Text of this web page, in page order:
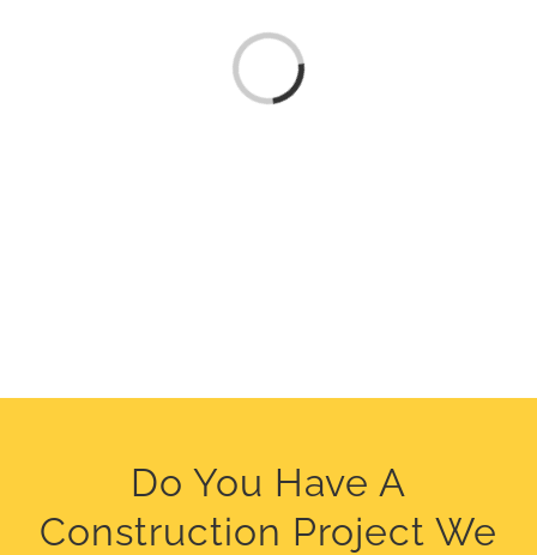
Loading...
Do You Have A
Construction Project We